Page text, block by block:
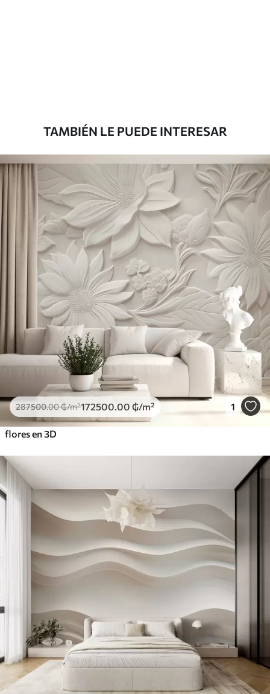
Vinilo Premium
380416.67228250.00₲/m²
TAMBIÉN LE PUEDE INTERESAR
287500.00₲/m²172500 .00 ₲/m² 1
flores en 3D